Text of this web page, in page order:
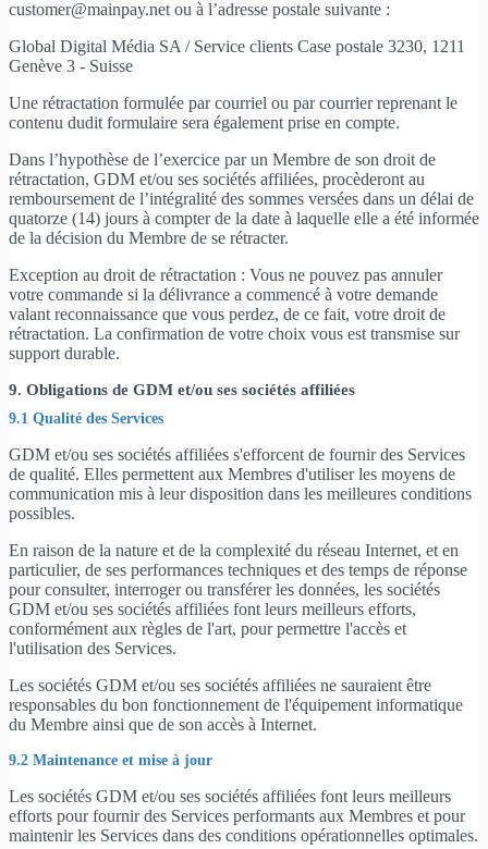
customer@mainpay.net ou à l’adresse postale suivante :
Global Digital Média SA / Service clients Case postale 3230, 1211
Genève 3 - Suisse
Une rétractation formulée par courriel ou par courrier reprenant le
contenu dudit formulaire sera également prise en compte.
Dans l’hypothèse de l’exercice par un Membre de son droit de
rétractation, GDM et/ou ses sociétés affiliées, procèderont au
remboursement de l’intégralité des sommes versées dans un délai de
quatorze (14) jours à compter de la date à laquelle elle a été informée
de la décision du Membre de se rétracter.
Exception au droit de rétractation : Vous ne pouvez pas annuler
votre commande si la délivrance a commencé à votre demande
valant reconnaissance que vous perdez, de ce fait, votre droit de
rétractation. La confirmation de votre choix vous est transmise sur
support durable.
9. Obligations de GDM et/ou ses sociétés affiliées
9.1 Qualité des Services
GDM et/ou ses sociétés affiliées s'efforcent de fournir des Services
de qualité. Elles permettent aux Membres d'utiliser les moyens de
communication mis à leur disposition dans les meilleures conditions
possibles.
En raison de la nature et de la complexité du réseau Internet, et en
particulier, de ses performances techniques et des temps de réponse
pour consulter, interroger ou transférer les données, les sociétés
GDM et/ou ses sociétés affiliées font leurs meilleurs efforts,
conformément aux règles de l'art, pour permettre l'accès et
l'utilisation des Services.
Les sociétés GDM et/ou ses sociétés affiliées ne sauraient être
responsables du bon fonctionnement de l'équipement informatique
du Membre ainsi que de son accès à Internet.
9.2 Maintenance et mise à jour
Les sociétés GDM et/ou ses sociétés affiliées font leurs meilleurs
efforts pour fournir des Services performants aux Membres et pour
maintenir les Services dans des conditions opérationnelles optimales.